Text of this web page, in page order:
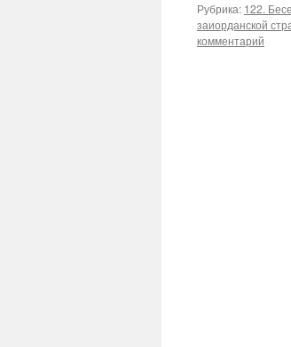
Рубрика: 122.
заиорданской
комментарий